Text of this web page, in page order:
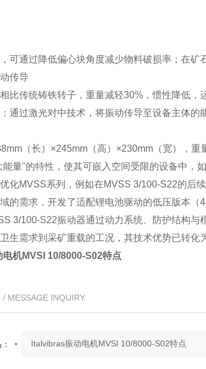
可通过降低偏心块角度减少物料破损率；在矿
传导
比传统铸铁转子，重量减轻30%，惯性降低，
通过激光对中技术，将振动传导至设备主体的
（长）×245mm（高）×230mm（宽），重
能量"的特性，使其可嵌入空间受限的设备中，
化MVSS系列，例如在MVSS 3/100-S22的后
的需求，开发了适配锂电池驱动的低压版本（
3/100-S22振动器通过动力系统、防护结构与
生需求到采矿重载的工况，其技术优势已转化
机MVSI 10/8000-S02特点
/ MESSAGE INQUIRY